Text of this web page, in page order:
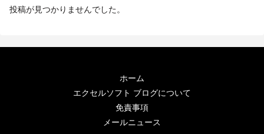
投稿が見つかりませんでした。
ホーム
エクセルソフト ブログについて
免責事項
メールニュース